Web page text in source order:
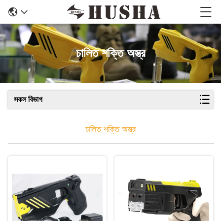
চালিত শক্তি অস্ত্র
সকল বিভাগ
চালিত শক্তি অস্ত্র